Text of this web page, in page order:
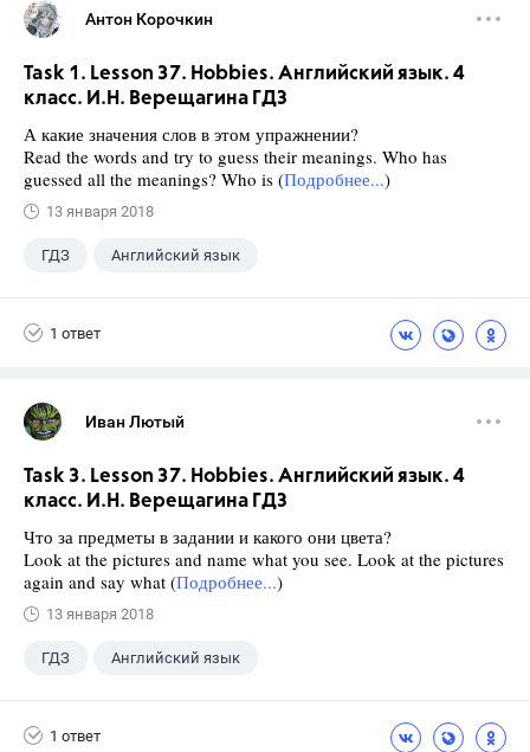
Антон Корочкин
Task 1. Lesson 37. Hobbies. Английский язык. 4
класс. И.Н. Верещагина ГДЗ
А какие значения слов в этом упражнении?
Read the words and try to guess their meanings. Who has
guessed all the meanings? Who is (Подробнее...)
13 января 2018
ГДЗ Английский язык
1 ответ
Иван Лютый
Task 3. Lesson 37. Hobbies. Английский язык. 4
класс. И.Н. Верещагина ГДЗ
Что за предметы в задании и какого они цвета?
Look at the pictures and name what you see. Look at the pictures
again and say what (Подробнее...)
13 января 2018
ГДЗ Английский язык
1 ответ